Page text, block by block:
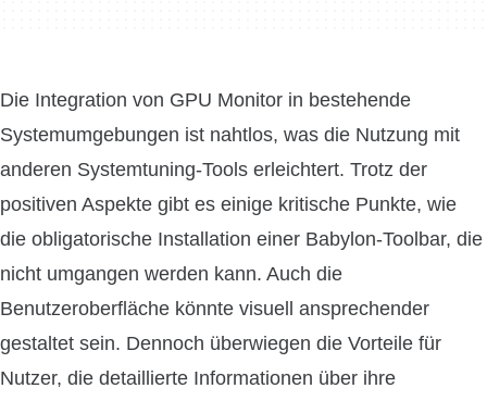
Die Integration von GPU Monitor in bestehende
Systemumgebungen ist nahtlos, was die Nutzung mit
anderen Systemtuning-Tools erleichtert. Trotz der
positiven Aspekte gibt es einige kritische Punkte, wie
die obligatorische Installation einer Babylon-Toolbar, die
nicht umgangen werden kann. Auch die
Benutzeroberfläche könnte visuell ansprechender
gestaltet sein. Dennoch überwiegen die Vorteile für
Nutzer, die detaillierte Informationen über ihre